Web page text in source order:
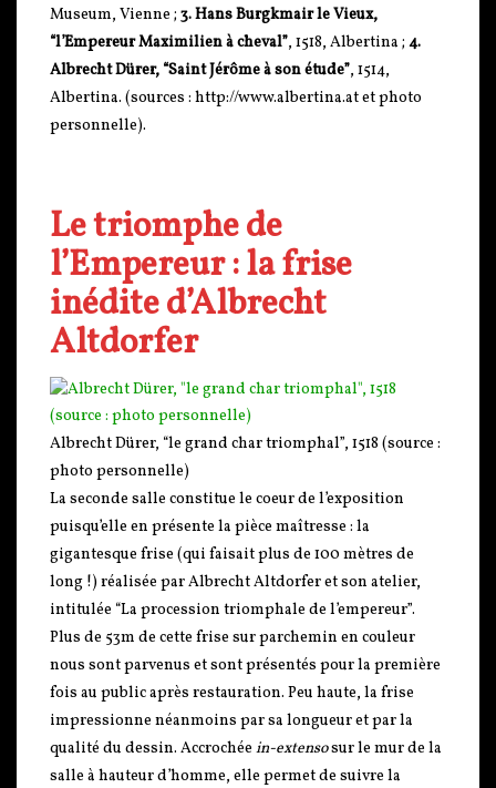
Museum, Vienne ; 3. Hans Burgkmair le Vieux,
“l’Empereur Maximilien à cheval”, 1518, Albertina ; 4.
Albrecht Dürer, “Saint Jérôme à son étude”, 1514,
Albertina. (sources : http://www.albertina.at et photo
personnelle).
Le triomphe de
l’Empereur : la frise
inédite d’Albrecht
Altdorfer
Albrecht Dürer, “le grand char triomphal”, 1518 (source :
photo personnelle)
La seconde salle constitue le coeur de l’exposition
puisqu’elle en présente la pièce maîtresse : la
gigantesque frise (qui faisait plus de 100 mètres de
long !) réalisée par Albrecht Altdorfer et son atelier,
intitulée “La procession triomphale de l’empereur”.
Plus de 53m de cette frise sur parchemin en couleur
nous sont parvenus et sont présentés pour la première
fois au public après restauration. Peu haute, la frise
impressionne néanmoins par sa longueur et par la
qualité du dessin. Accrochée in-extensosur le mur de la
salle à hauteur d’homme, elle permet de suivre la